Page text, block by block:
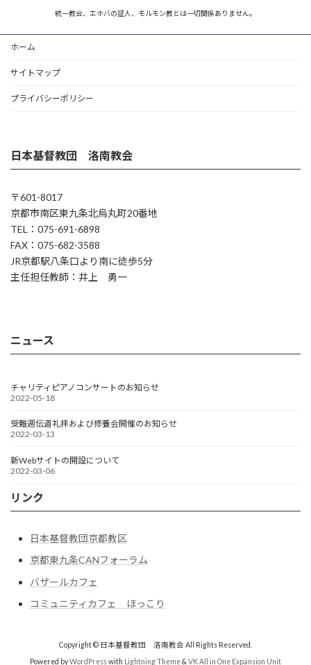
統一教会、エホバの証人、モルモン教とは一切関係ありません。
ホーム
サイトマップ
プライバシーポリシー
日本基督教団 洛南教会
〒601-8017
京都市南区東九条北烏丸町20番地
TEL：075-691-6898
FAX：075-682-3588
JR京都駅八条口より南に徒歩5分
主任担任教師：井上 勇一
ニュース
チャリティピアノコンサートのお知らせ
2022-05-18
受難週伝道礼拝および修養会開催のお知らせ
2022-03-13
新Webサイトの開設について
2022-03-06
リンク
日本基督教団京都教区
京都東九条CANフォーラム
バザールカフェ
コミュニティカフェ ほっこり
Copyright © 日本基督教団 洛南教会 All Rights Reserved.
Powered byWordPresswith Lightning Theme& VK All in One Expansion Unit